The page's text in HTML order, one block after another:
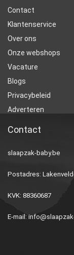
Contact
Klantenservice
Over ons
Onze webshops
Vacature
Blogs
Privacybeleid
Adverteren
Contact
slaapzak-baby.be
Postadres:
KVK: 88360687
E-mail: